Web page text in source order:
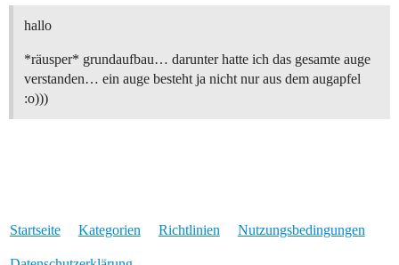
hallo
*räusper* grundaufbau… darunter hatte ich das gesamte auge
verstanden… ein auge besteht ja nicht nur aus dem augapfel
:o)))
Startseite Kategorien Richtlinien Nutzungsbedingungen